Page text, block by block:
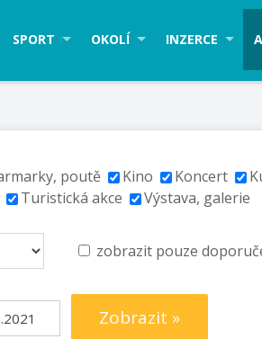
SPORT OKOLÍ INZERCE
poutě Kino Koncert
Turistická akce
Výstava, galerie
zobrazit pouze
Zobrazit »